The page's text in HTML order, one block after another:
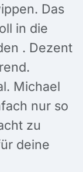
Das
in die
. Dezent
Michael
nur so
zu
deine